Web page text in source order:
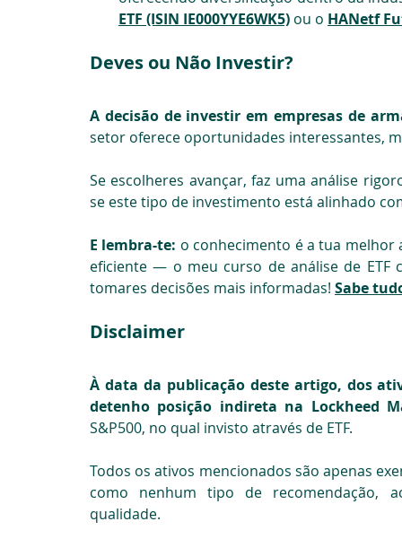
ETF (ISIN IE000YYE6WK5) ou o HANetf
Deves ou Não Investir?
A decisão de investir em empresas de
setor oferece oportunidades interessantes,
Se escolheres avançar, faz uma análise
se este tipo de investimento está alinhado
E lembra-te: o conhecimento é a tua melhor
eficiente — o meu curso de análise de ETF
tomares decisões mais informadas! Sabe
Disclaimer
À data da publicação deste artigo, dos
detenho posição indireta na Lockheed
S&P500, no qual invisto através de ETF.
Todos os ativos mencionados são apenas
como nenhum tipo de recomendação,
qualidade.